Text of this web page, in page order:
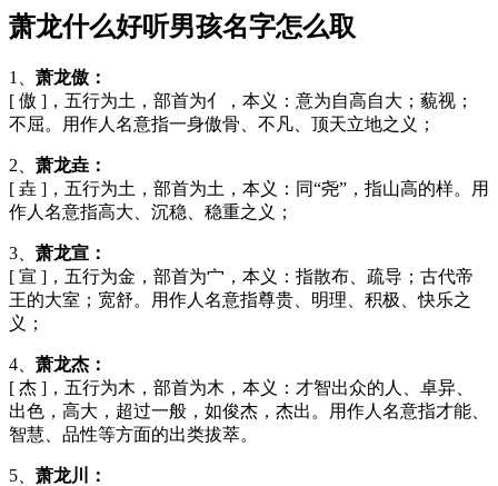
萧龙什么好听男孩名字怎么取
1、 萧龙傲：
[ 傲 ]，五行为土，部首为亻，本义：意为自高自大；藐视；
不屈。用作人名意指一身傲骨、不凡、顶天立地之义；
2、 萧龙垚：
[ 垚 ]，五行为土，部首为土，本义：同“尧”，指山高的样。用
作人名意指高大、沉稳、稳重之义；
3、 萧龙宣：
[ 宣 ]，五行为金，部首为宀，本义：指散布、疏导；古代帝
王的大室；宽舒。用作人名意指尊贵、明理、积极、快乐之
义；
4、 萧龙杰：
[ 杰 ]，五行为木，部首为木，本义：才智出众的人、卓异、
出色，高大，超过一般，如俊杰，杰出。用作人名意指才能、
智慧、品性等方面的出类拔萃。
5、 萧龙川：